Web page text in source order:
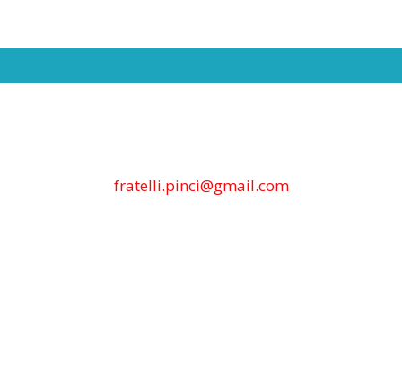
fratelli.pinci@gmail.com